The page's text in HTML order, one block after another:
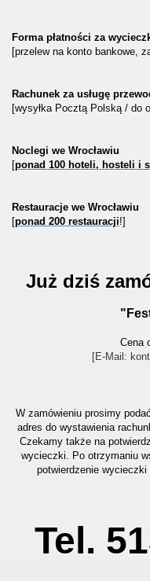
Forma płatności za
[przelew na konto bankowe,
Rachunek za usługę
[wysyłka Pocztą Polską / do
Noclegi we Wrocławiu
[ponad 100 hoteli, hosteli i
Restauracje we Wrocławiu
[ponad 200 restauracji!]
Już dziś
Cena
[E-Mail:
W zamówieniu prosimy
adres do wystawienia
Czekamy także na
wycieczki. Po otrzymaniu
potwierdzenie wycieczki
Tel.